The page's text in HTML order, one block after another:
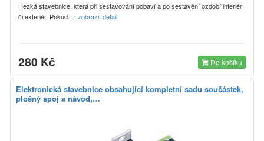
Hezká stavebnice, která při sestavování pobaví a po sestavění ozdobí interiér
či exteriér. Pokud… zobrazit detail
280 Kč Do košíku
Elektronická stavebnice obsahující kompletní sadu součástek,
plošný spoj a návod,…